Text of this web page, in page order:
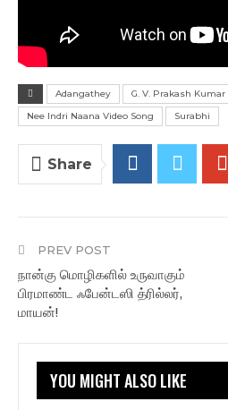
Adangathey
G. V. Prakash Kumar
Nee Indri Naana Video Song
Surabhi
Share
PREV POST
நான்கு மொழிகளில் உருவாகும்
பிரமாண்ட ஃபேன்டஸி த்ரில்லர்,
மாயன்!
YOU MIGHT ALSO LIKE